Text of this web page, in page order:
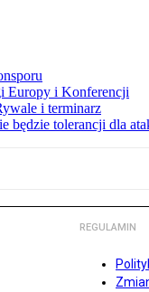
Europy i Konferencji
i terminarz
będzie tolerancji dla
REGULAMIN